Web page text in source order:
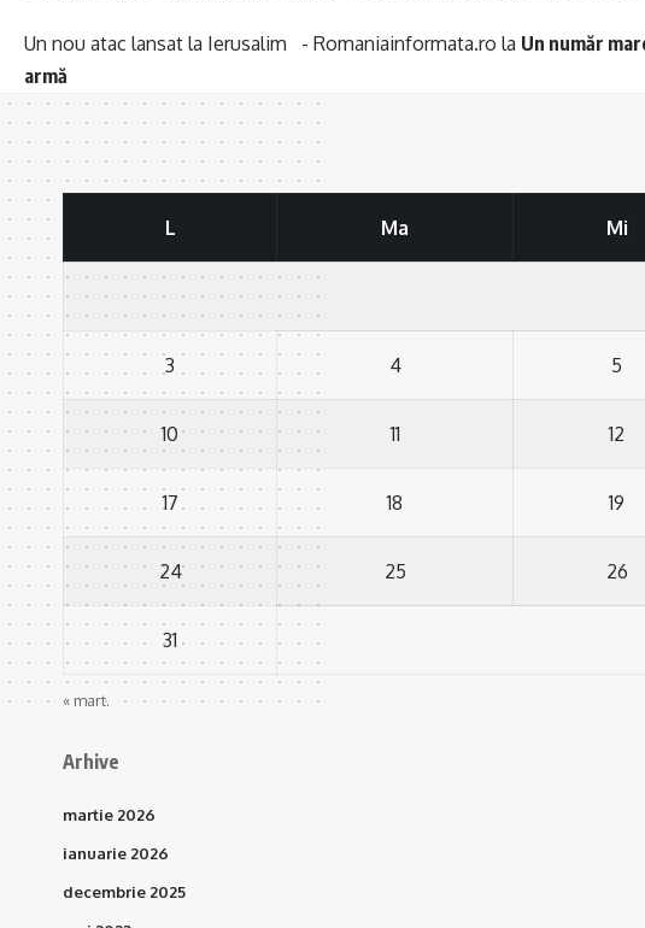
Un nou atac lansat la Ierusalim - Romaniainformata.ro la Un număr
armă
L Ma Mi
3 4 5
10 11 12
17 18 19
24 25 26
31
« mart.
Arhive
martie 2026
ianuarie 2026
decembrie 2025